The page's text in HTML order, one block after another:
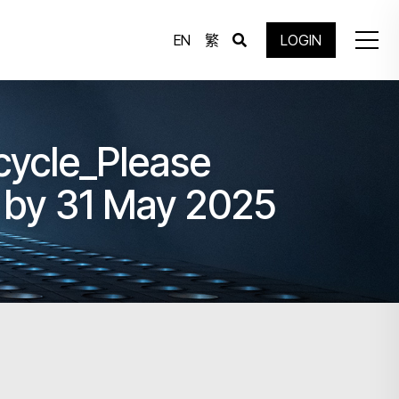
EN 繁 LOGIN
31 May 2025